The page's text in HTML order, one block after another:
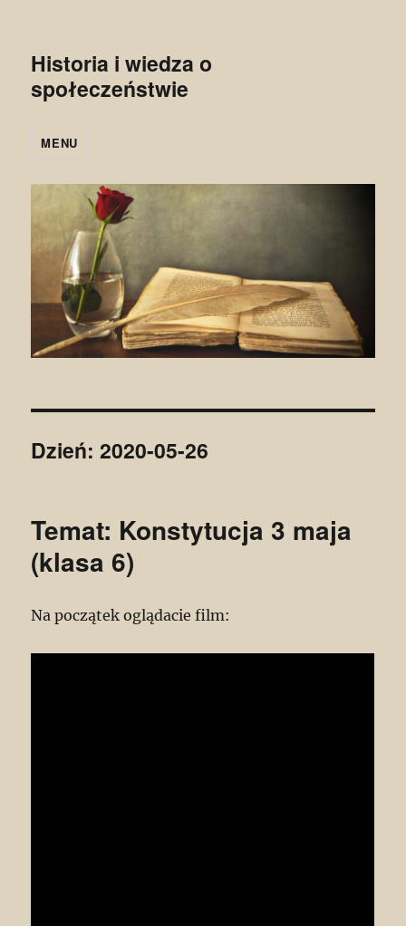
Historia i wiedza o
społeczeństwie
MENU
Dzień:2020-05-26
Temat: Konstytucja 3 maja
(klasa 6)
Na początek oglądacie film: